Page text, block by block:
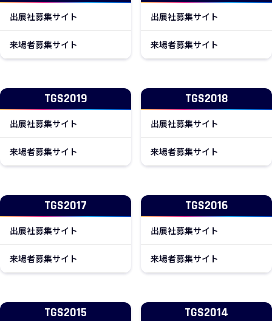
出展社募集サイト 新しいウィンドウで開きます
来場者募集サイト 新しいウィンドウで開きます
出展社募集サイト
来場者募集サイト
TGS2019
出展社募集サイト 新しいウィンドウで開きます
来場者募集サイト 新しいウィンドウで開きます
TGS2018
出展社募集サイト
来場者募集サイト
TGS2017
出展社募集サイト 新しいウィンドウで開きます
来場者募集サイト 新しいウィンドウで開きます
TGS2016
出展社募集サイト
来場者募集サイト
TGS2015 TGS2014